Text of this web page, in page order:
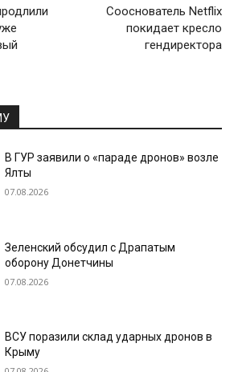
Сооснователь Netflix
покидает кресло
гендиректора
В ГУР заявили о «параде дронов» возле
Ялты
07.08.2026
Зеленский обсудил с Драпатым
оборону Донетчины
07.08.2026
ВСУ поразили склад ударных дронов в
Крыму